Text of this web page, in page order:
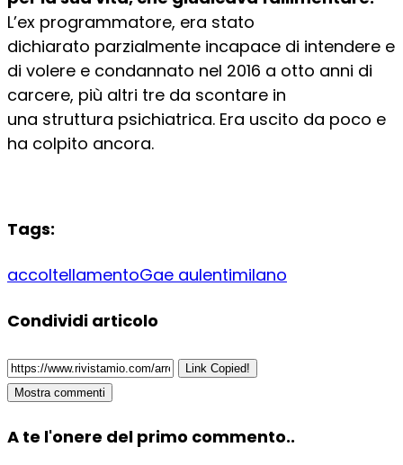
L’ex programmatore, era stato
dichiarato parzialmente incapace di intendere e
di volere e condannato nel 2016 a otto anni di
carcere, più altri tre da scontare in
una struttura psichiatrica. Era uscito da poco e
ha colpito ancora.
Tags:
accoltellamentoGae aulentimilano
Condividi articolo
Link Copied!
Mostra commenti
A te l'onere del primo commento..